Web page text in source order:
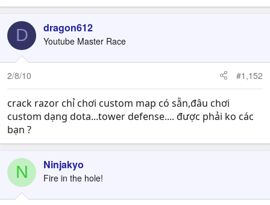
D dragon612
Youtube Master Race
2/8/10 #1,152
crack razor chỉ chơi custom map có sẵn,đâu chơi
custom dạng dota...tower defense.... được phải ko các
bạn ?
N Ninjakyo
Fire in the hole!